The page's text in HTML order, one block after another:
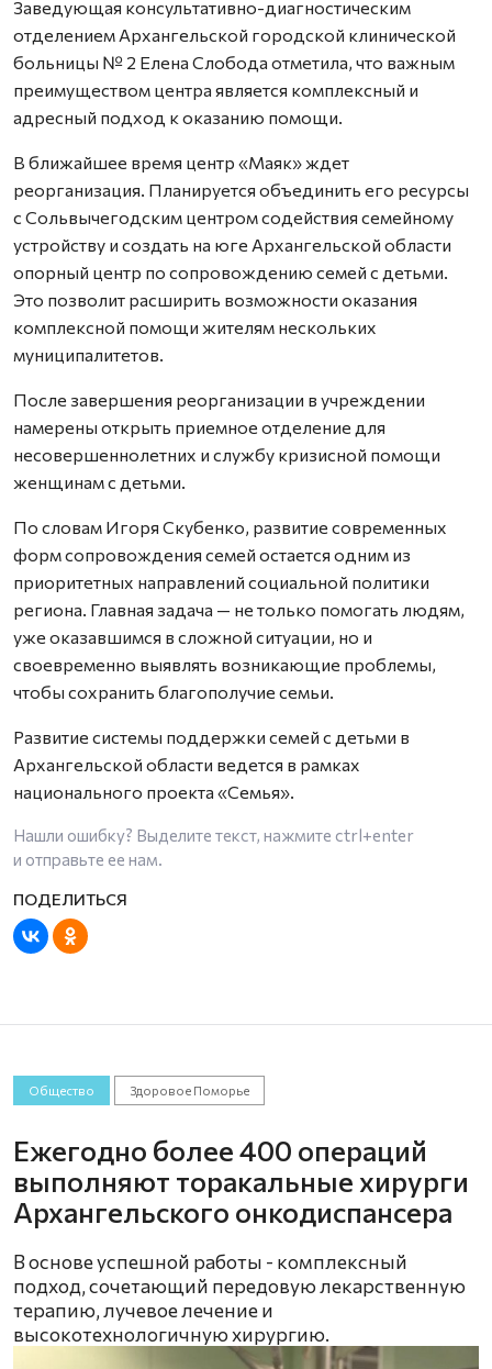
Заведующая консультативно-диагностическим
отделением Архангельской городской клинической
больницы № 2 Елена Слобода отметила, что важным
преимуществом центра является комплексный и
адресный подход к оказанию помощи.
В ближайшее время центр «Маяк» ждет
реорганизация. Планируется объединить его ресурсы
с Сольвычегодским центром содействия семейному
устройству и создать на юге Архангельской области
опорный центр по сопровождению семей с детьми.
Это позволит расширить возможности оказания
комплексной помощи жителям нескольких
муниципалитетов.
После завершения реорганизации в учреждении
намерены открыть приемное отделение для
несовершеннолетних и службу кризисной помощи
женщинам с детьми.
По словам Игоря Скубенко, развитие современных
форм сопровождения семей остается одним из
приоритетных направлений социальной политики
региона. Главная задача — не только помогать людям,
уже оказавшимся в сложной ситуации, но и
своевременно выявлять возникающие проблемы,
чтобы сохранить благополучие семьи.
Развитие системы поддержки семей с детьми в
Архангельской области ведется в рамках
национального проекта «Семья».
Нашли ошибку? Выделите текст, нажмите ctrl+enter
и отправьте ее нам.
Общество Здоровое Поморье
Ежегодно более 400 операций
выполняют торакальные хирурги
Архангельского онкодиспансера
В основе успешной работы - комплексный
подход, сочетающий передовую лекарственную
терапию, лучевое лечение и
высокотехнологичную хирургию.